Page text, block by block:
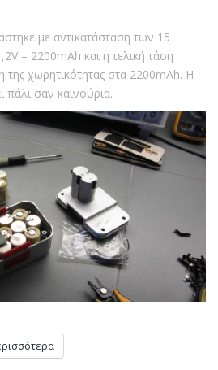
με αντικατάσταση των 15
– 2200mAh και η τελική τάση
χωρητικότητας στα 2200mAh. Η
πάλι σαν καινούρια.